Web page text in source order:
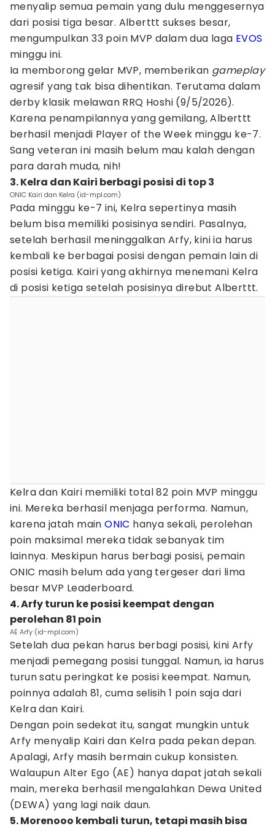
menyalip semua pemain yang dulu menggesernya
dari posisi tiga besar. Alberttt sukses besar,
mengumpulkan 33 poin MVP dalam dua laga EVOS
minggu ini.
Ia memborong gelar MVP, memberikan gameplay
agresif yang tak bisa dihentikan. Terutama dalam
derby klasik melawan RRQ Hoshi (9/5/2026).
Karena penampilannya yang gemilang, Alberttt
berhasil menjadi Player of the Week minggu ke-7.
Sang veteran ini masih belum mau kalah dengan
para darah muda, nih!
3. Kelra dan Kairi berbagi posisi di top 3
ONIC Kairi dan Kelra (id-mpl.com)
Pada minggu ke-7 ini, Kelra sepertinya masih
belum bisa memiliki posisinya sendiri. Pasalnya,
setelah berhasil meninggalkan Arfy, kini ia harus
kembali ke berbagai posisi dengan pemain lain di
posisi ketiga. Kairi yang akhirnya menemani Kelra
di posisi ketiga setelah posisinya direbut Alberttt.
Kelra dan Kairi memiliki total 82 poin MVP minggu
ini. Mereka berhasil menjaga performa. Namun,
karena jatah mainONIC hanya sekali, perolehan
poin maksimal mereka tidak sebanyak tim
lainnya. Meskipun harus berbagi posisi, pemain
ONIC masih belum ada yang tergeser dari lima
besar MVP Leaderboard.
4. Arfy turun ke posisi keempat dengan
perolehan 81 poin
AE Arfy (id-mpl.com)
Setelah dua pekan harus berbagi posisi, kini Arfy
menjadi pemegang posisi tunggal. Namun, ia harus
turun satu peringkat ke posisi keempat. Namun,
poinnya adalah 81, cuma selisih 1 poin saja dari
Kelra dan Kairi.
Dengan poin sedekat itu, sangat mungkin untuk
Arfy menyalip Kairi dan Kelra pada pekan depan.
Apalagi, Arfy masih bermain cukup konsisten.
Walaupun Alter Ego (AE) hanya dapat jatah sekali
main, mereka berhasil mengalahkan Dewa United
(DEWA) yang lagi naik daun.
5. Morenooo kembali turun, tetapi masih bisa